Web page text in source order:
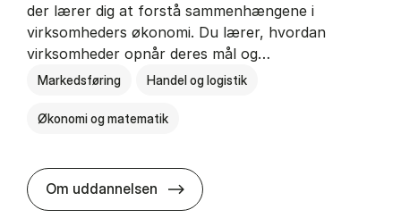
der lærer dig at forstå sammenhængene i
virksomheders økonomi. Du lærer, hvordan
virksomheder opnår deres mål og…
Markedsføring Handel og logistik
Økonomi og matematik
Om uddannelsen HA al­men erhvervs­økonomi